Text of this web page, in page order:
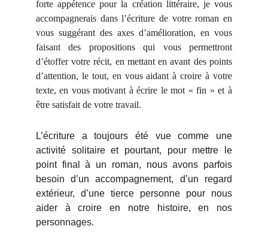
forte appétence pour la création littéraire, je vous
accompagnerais dans l’écriture de votre roman en
vous suggérant des axes d’amélioration, en vous
faisant des propositions qui vous permettront
d’étoffer votre récit, en mettant en avant des points
d’attention, le tout, en vous aidant à croire à votre
texte, en vous motivant à écrire le mot « fin » et à
être satisfait de votre travail.
L’écriture a toujours été vue comme une
activité solitaire et pourtant, pour mettre le
point final à un roman, nous avons parfois
besoin d’un accompagnement, d’un regard
extérieur, d’une tierce personne pour nous
aider à croire en notre histoire, en nos
personnages.